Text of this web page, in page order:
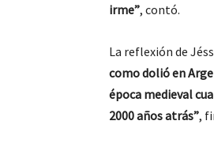
irme”, contó.
La reflexión de
como dolió en
época medieval
2000 años atrás”,